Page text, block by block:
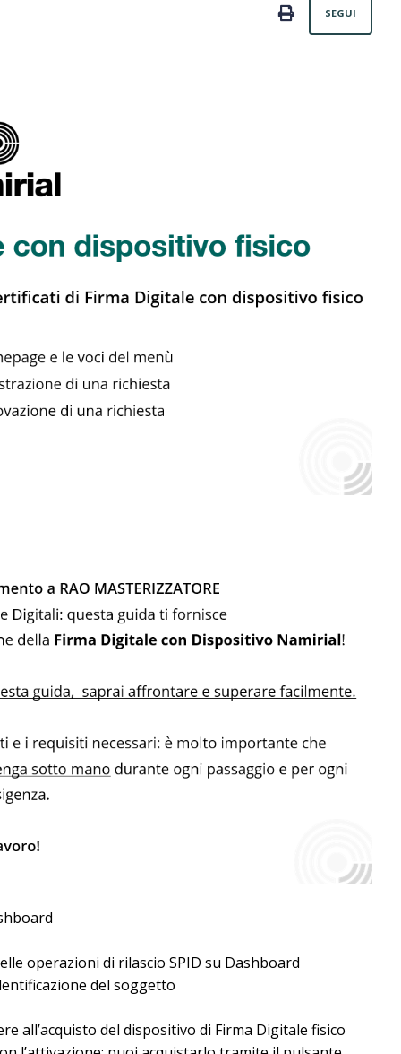
PRINT
SEGUI
operazioni di rilascio SPIDsu Dashboard
delsoggetto
all’acquisto deldispositivo di Firma Digitale fisico